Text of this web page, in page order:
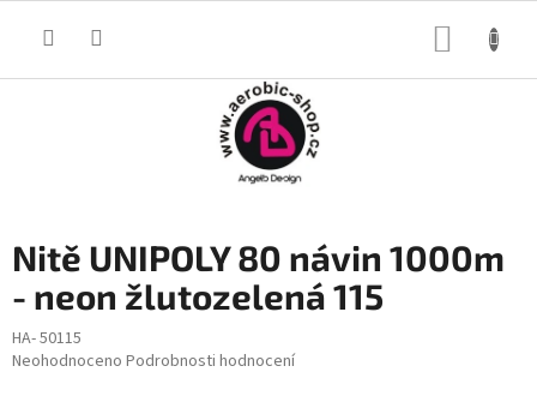
Nitě UNIPOLY 80 návin 1000m
- neon žlutozelená 115
HA- 50115
Průměrné
Neohodnoceno Podrobnosti hodnocení